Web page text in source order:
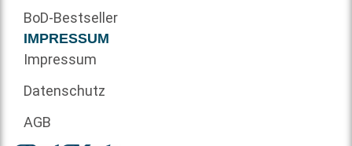
BoD-Bestseller
IMPRESSUM
Impressum
Datenschutz
AGB